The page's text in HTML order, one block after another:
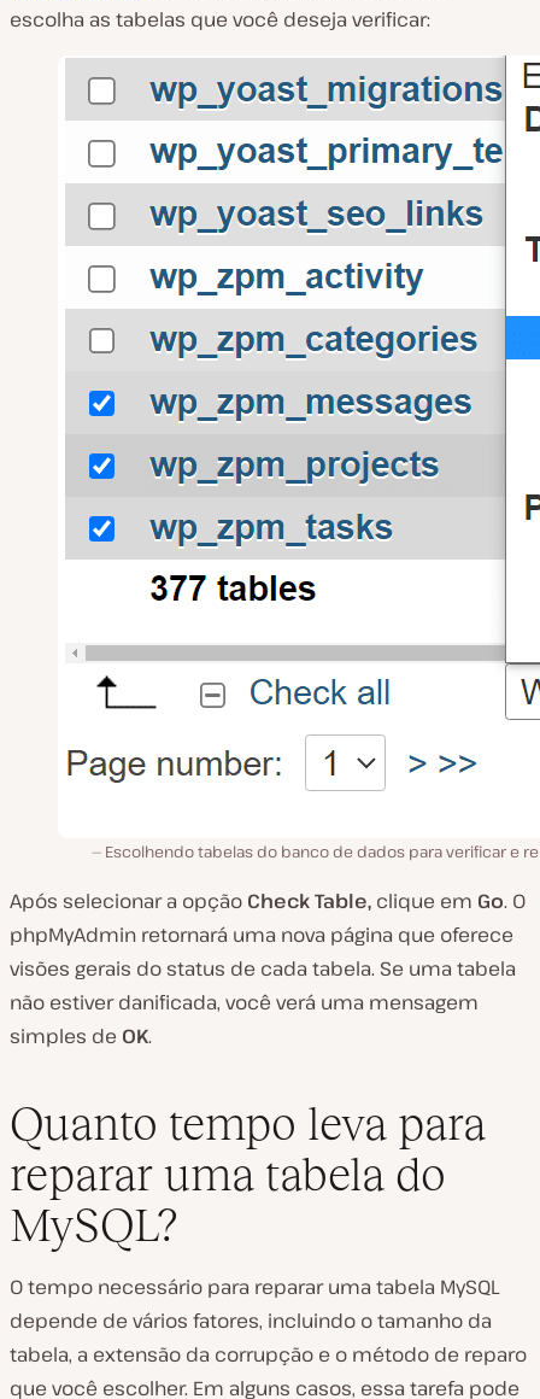
escolha as tabelas que você deseja verificar:
Escolhendo tabelas do banco de dados para verificar e
Após selecionar a opção Check Table, clique em Go. O
phpMyAdmin retornará uma nova página que oferece
visões gerais do status de cada tabela. Se uma tabela
não estiver danificada, você verá uma mensagem
simples de OK.
Quanto tempo leva para
reparar uma tabela do
MySQL?
O tempo necessário para reparar uma tabela MySQL
depende de vários fatores, incluindo o tamanho da
tabela, a extensão da corrupção e o método de reparo
que você escolher. Em alguns casos, essa tarefa pode